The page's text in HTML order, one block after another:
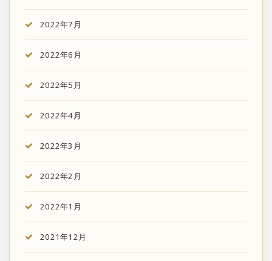
2022年7月
2022年6月
2022年5月
2022年4月
2022年3月
2022年2月
2022年1月
2021年12月